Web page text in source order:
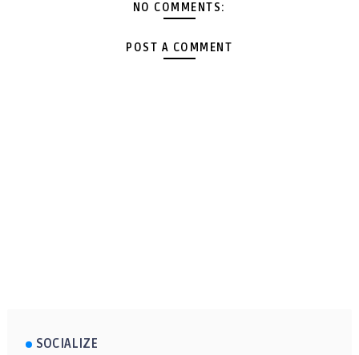
NO COMMENTS:
POST A COMMENT
SOCIALIZE